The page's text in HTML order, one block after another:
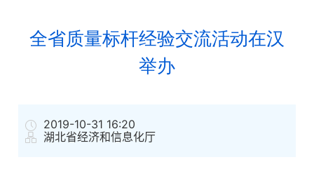
全省质量标杆经验交流活动在汉
举办
2019-10-31 16:20
湖北省经济和信息化厅